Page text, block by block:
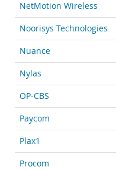
NetMotion Wireless
Noorisys Technologies
Nuance
Nylas
OP-CBS
Paycom
Plax1
Procom